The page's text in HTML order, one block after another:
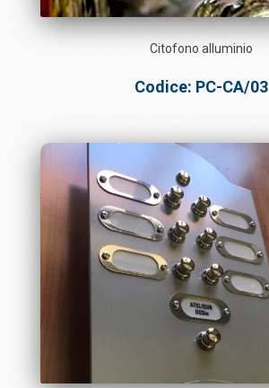
Citofono alluminio
Codice: PC-CA/03